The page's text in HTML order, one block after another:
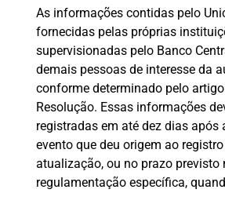
As informações contidas pelo
fornecidas pelas próprias
supervisionadas pelo Banco
demais pessoas de interesse da
conforme determinado pelo artigo
Resolução. Essas informações
registradas em até dez dias após
evento que deu origem ao
atualização, ou no prazo previsto
regulamentação específica,